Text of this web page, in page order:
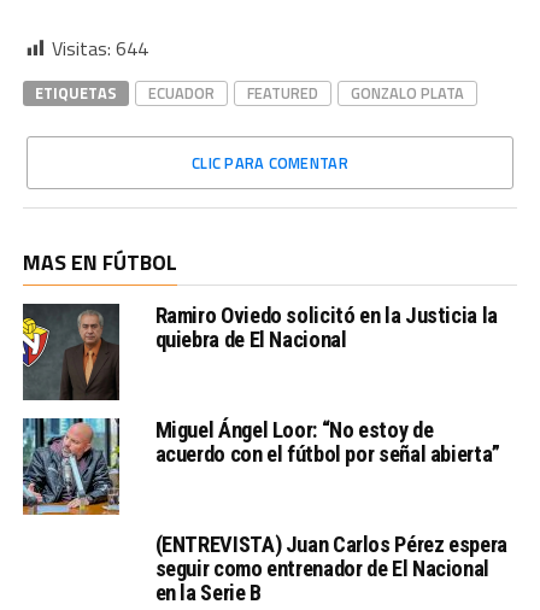
Visitas: 644
ETIQUETAS ECUADOR FEATURED GONZALO PLATA
CLIC PARA COMENTAR
MAS EN FÚTBOL
Ramiro Oviedo solicitó en la Justicia la
quiebra de El Nacional
Miguel Ángel Loor: “No estoy de
acuerdo con el fútbol por señal abierta”
(ENTREVISTA) Juan Carlos Pérez espera
seguir como entrenador de El Nacional
en la Serie B